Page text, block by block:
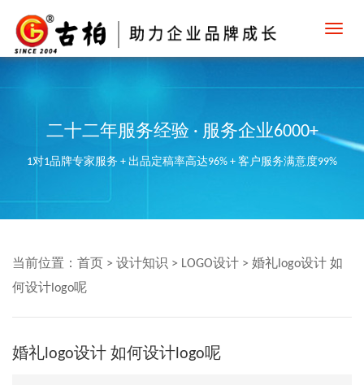
二十二年服务经验 · 服务企业6000+
1对1品牌专家服务 + 出品定稿率高达96% + 客户服务满意度99%
当前位置： 首页 > 设计知识 > LOGO设计 > 婚礼logo设计 如
何设计logo呢
婚礼logo设计 如何设计logo呢